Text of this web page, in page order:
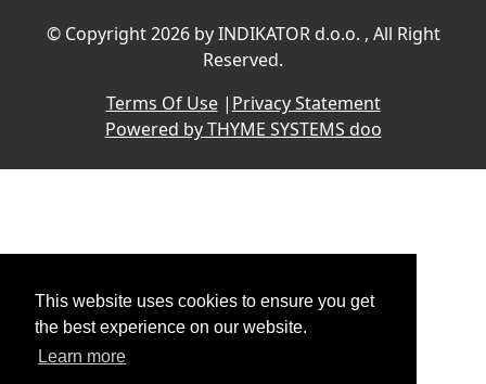
This website uses cookies to ensure you get
the best experience on our website.
Learn more
© Copyright 2026 by INDIKATOR d.o.o. , All Right
Reserved.
Terms Of Use| Privacy Statement
Powered by THYME SYSTEMS doo